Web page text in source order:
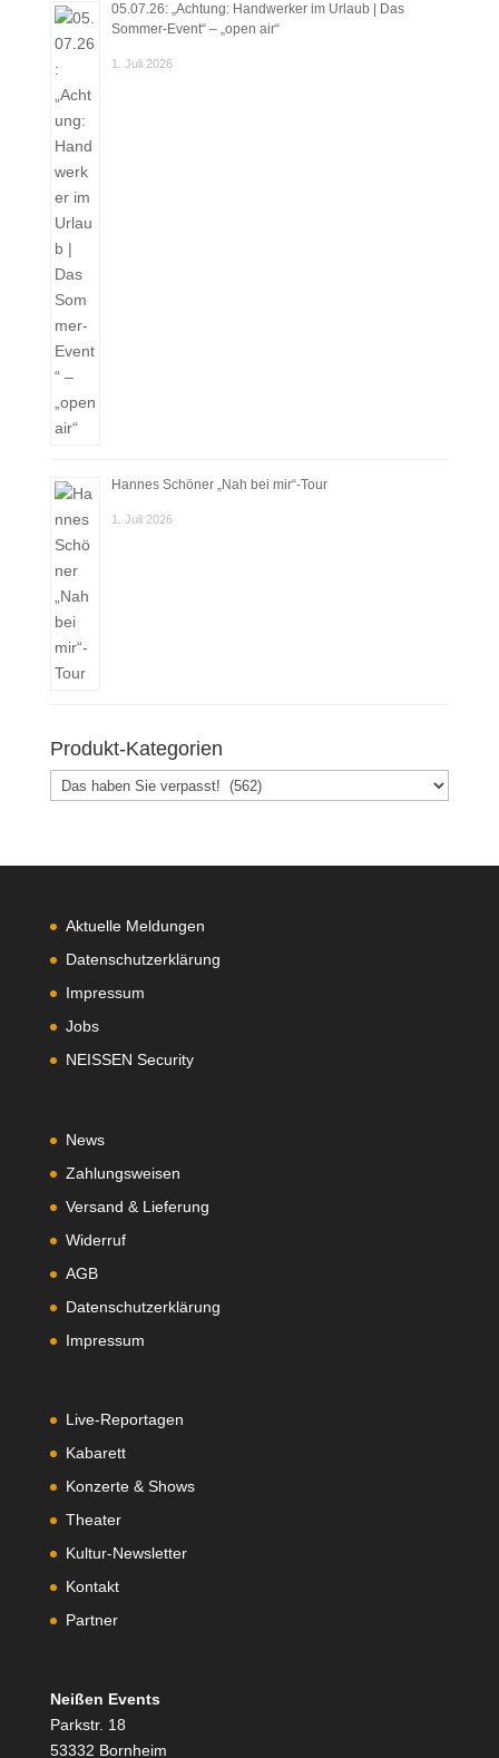
05.07.26: „Achtung: Handwerker im Urlaub | Das
Sommer-Event“ – „open air“
1. Juli 2026
Hannes Schöner „Nah bei mir“-Tour
1. Juli 2026
Produkt-Kategorien
Aktuelle Meldungen
Datenschutzerklärung
Impressum
Jobs
NEISSEN Security
News
Zahlungsweisen
Versand & Lieferung
Widerruf
AGB
Datenschutzerklärung
Impressum
Live-Reportagen
Kabarett
Konzerte & Shows
Theater
Kultur-Newsletter
Kontakt
Partner
Neißen Events
Parkstr. 18
53332 Bornheim